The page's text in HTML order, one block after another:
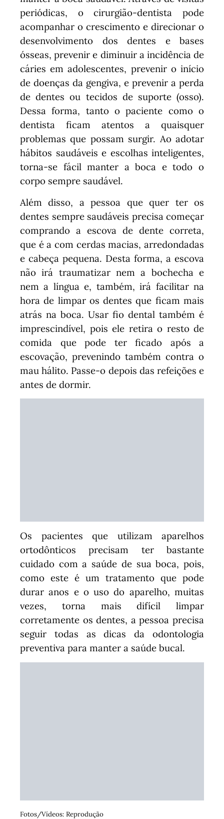
periódicas, o cirurgião-dentista pode
acompanhar o crescimento e direcionar o
desenvolvimento dos dentes e bases
ósseas, prevenir e diminuir a incidência de
cáries em adolescentes, prevenir o início
de doenças da gengiva, e prevenir a perda
de dentes ou tecidos de suporte (osso).
Dessa forma, tanto o paciente como o
dentista ficam atentos a quaisquer
problemas que possam surgir. Ao adotar
hábitos saudáveis e escolhas inteligentes,
torna-se fácil manter a boca e todo o
corpo sempre saudável.
Além disso, a pessoa que quer ter os
dentes sempre saudáveis precisa começar
comprando a escova de dente correta,
que é a com cerdas macias, arredondadas
e cabeça pequena. Desta forma, a escova
não irá traumatizar nem a bochecha e
nem a língua e, também, irá facilitar na
hora de limpar os dentes que ficam mais
atrás na boca. Usar fio dental também é
imprescindível, pois ele retira o resto de
comida que pode ter ficado após a
escovação, prevenindo também contra o
mau hálito. Passe-o depois das refeições e
antes de dormir.
Os pacientes que utilizam aparelhos
ortodônticos precisam ter bastante
cuidado com a saúde de sua boca, pois,
como este é um tratamento que pode
durar anos e o uso do aparelho, muitas
vezes, torna mais difícil limpar
corretamente os dentes, a pessoa precisa
seguir todas as dicas da odontologia
preventiva para manter a saúde bucal.
Fotos/Vídeos: Reprodução